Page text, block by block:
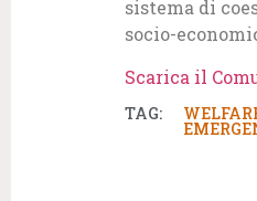
sistema di
socio-
Scarica il
TAG: